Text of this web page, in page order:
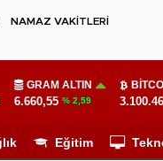
NAMAZ VAKİTLERİ
GRAM ALTIN
6.660,55 % 2,59
Eğitim